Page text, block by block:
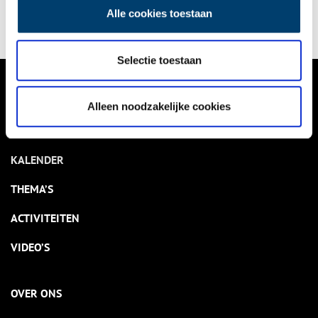
Alle cookies toestaan
Selectie toestaan
Alleen noodzakelijke cookies
NIEUWS
KALENDER
THEMA’S
ACTIVITEITEN
VIDEO’S
OVER ONS